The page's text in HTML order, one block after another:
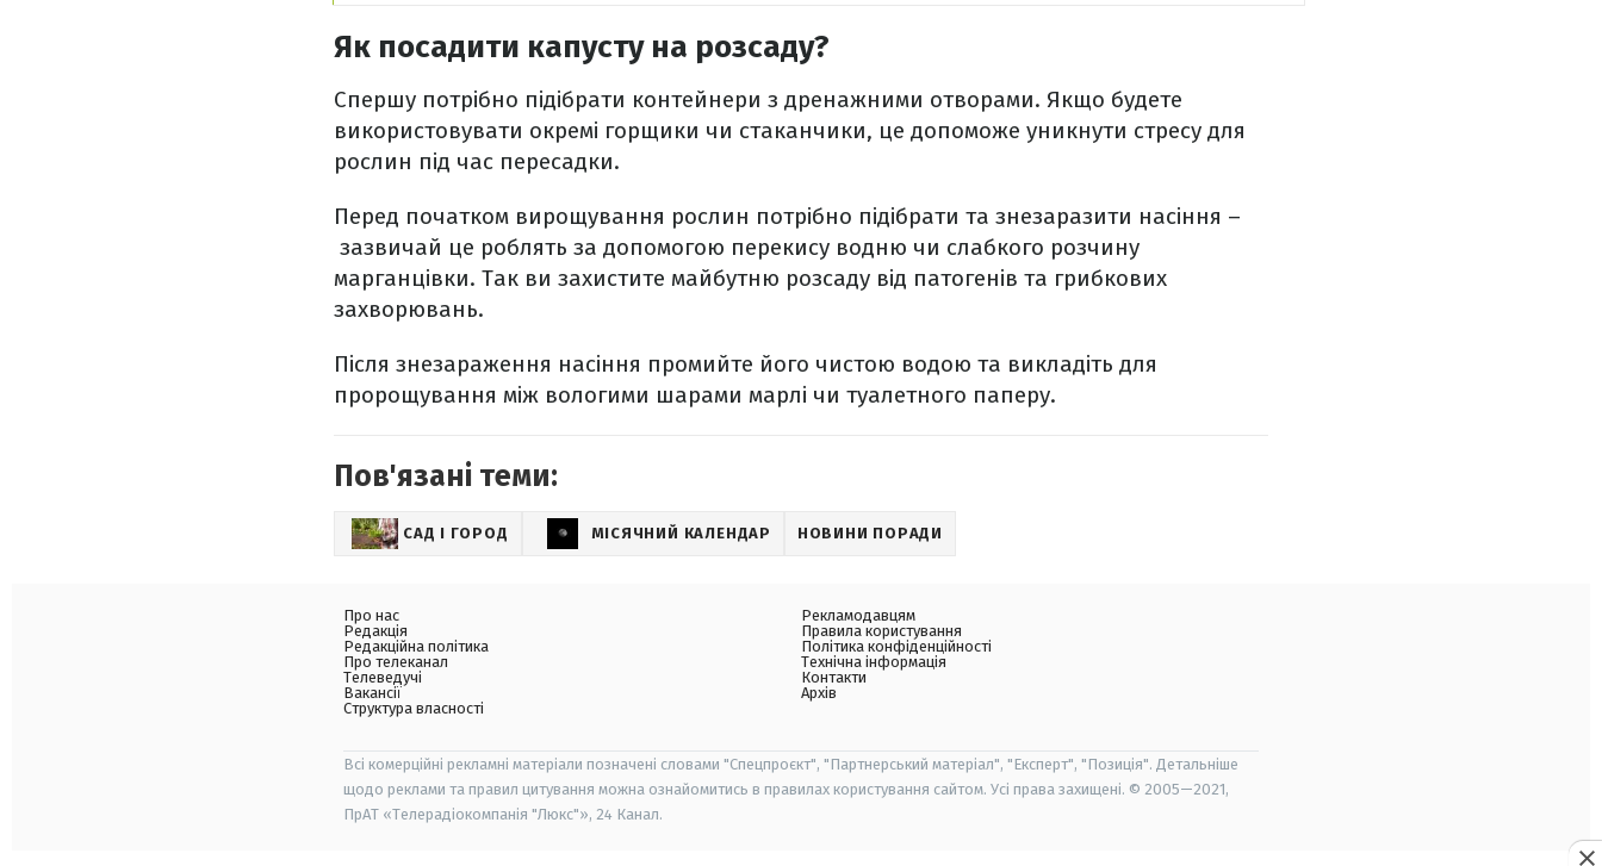
Як посадити капусту на розсаду?
Спершу потрібно підібрати контейнери з дренажними отворами. Якщо будете
використовувати окремі горщики чи стаканчики, це допоможе уникнути стресу для
рослин під час пересадки.
Перед початком вирощування рослин потрібно підібрати та знезаразити насіння –
зазвичай це роблять за допомогою перекису водню чи слабкого розчину
марганцівки. Так ви захистите майбутню розсаду від патогенів та грибкових
захворювань.
Після знезараження насіння промийте його чистою водою та викладіть для
пророщування між вологими шарами марлі чи туалетного паперу.
Пов'язані теми:
САД І ГОРОД МІСЯЧНИЙ КАЛЕНДАР НОВИНИ ПОРАДИ
Про нас
Редакція
Редакційна політика
Про телеканал
Телеведучі
Вакансії
Структура власності
Рекламодавцям
Правила користування
Політика конфіденційності
Технічна інформація
Контакти
Архів
Всі комерційні рекламні матеріали позначені словами "Спецпроєкт", "Партнерський матеріал", "Експерт", "Позиція". Детальніше
щодо реклами та правил цитування можна ознайомитись в правилах користування сайтом. Усі права захищені. © 2005—2021,
ПрАТ «Телерадіокомпанія "Люкс"», 24 Канал.